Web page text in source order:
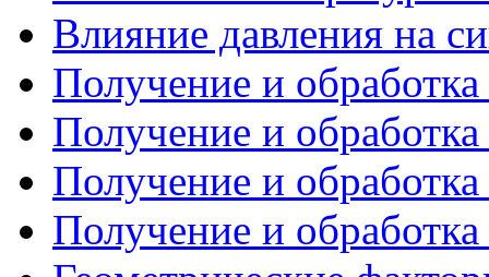
Влияние давления на
Получение и обработка
Получение и обработка
Получение и обработка
Получение и обработка